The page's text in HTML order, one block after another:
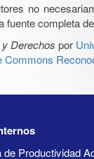
no
fuente completa
Derechos por
Commons
de Productividad